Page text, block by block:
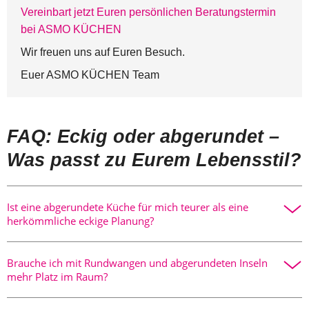
Vereinbart jetzt Euren persönlichen Beratungstermin
bei ASMO KÜCHEN
Wir freuen uns auf Euren Besuch.
Euer ASMO KÜCHEN Team
FAQ: Eckig oder abgerundet –
Was passt zu Eurem Lebensstil?
Ist eine abgerundete Küche für mich teurer als eine
herkömmliche eckige Planung?
Hersteller wie z.B. LEICHT nutzen spezielle Verfahren, um
Materialien wie Lack oder Holz für die Rundwangen präzise
zu formen. Wir betrachten diese Elemente als exklusive
Brauche ich mit Rundwangen und abgerundeten Inseln
mehr Platz im Raum?